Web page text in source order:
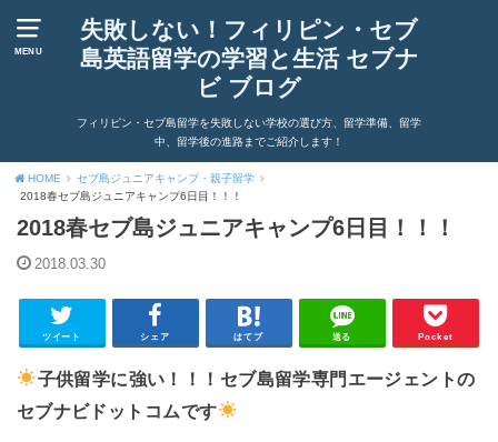
MENU
失敗しない！フィリピン・セブ
島英語留学の学習と生活 セブナ
ビ ブログ
フィリピン・セブ島留学を失敗しない学校の選び方、留学準備、留学
中、留学後の進路までご紹介します！
HOME
セブ島ジュニアキャンプ・親子留学
2018春セブ島ジュニアキャンプ6日目！！！
2018春セブ島ジュニアキャンプ6日目！！！
2018.03.30
ツイート シェア はてブ 送る Pocket
子供留学に強い！！！セブ島留学専門エージェントの
セブナビドットコムです